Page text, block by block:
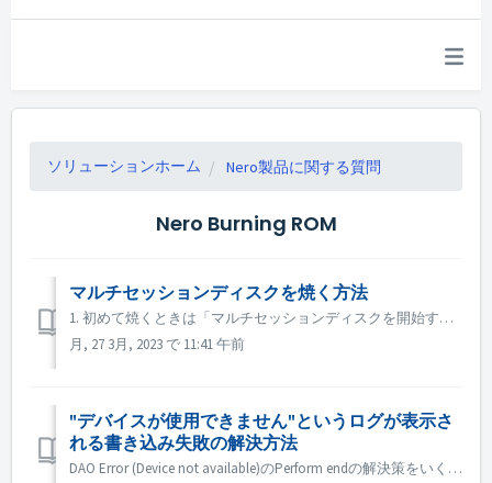
ソリューションホーム Nero製品に関する質問
Nero Burning ROM
マルチセッションディスクを焼く方法
1. 初めて焼くときは「マルチセッションディスクを開始する」を選択する。 2. 焼いたディスクをもう一度挿入する。後で焼くために「マルチセッションディスクを続ける」を選択する。 3. プロジェクトは、ディスクに焼いたデータを読み込みます。後で焼くためのデータを追加することができます。
月, 27 3月, 2023 で 11:41 午前
"デバイスが使用できません"というログが表示さ
れる書き込み失敗の解決方法
DAO Error (Device not available)のPerform endの解決策をいくつかご紹介します。 ドライバーのファームウェアをアップグレードまたはロールバックする この問題は、ユーザーがシステムをアップグレードした後やドライブのアップグレードチェックに発生することが多...